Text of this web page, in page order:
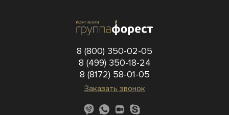
8 (800) 350-02-05
8 (499) 350-18-24
8 (8172) 58-01-05
Заказать звонок